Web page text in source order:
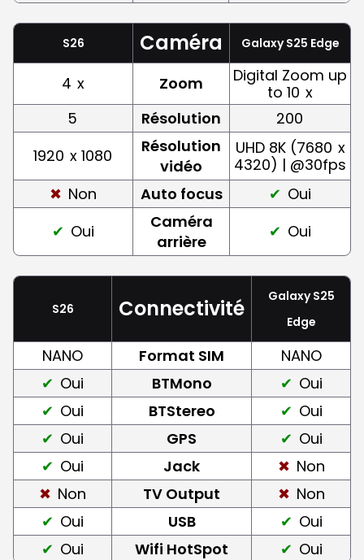
S26 Caméra Galaxy S25 Edge
4 x Zoom
Digital Zoom up
to 10 x
5
Résolution
200
1920 x 1080
Résolution
vidéo
UHD 8K (7680 x
4320) | @30fps
Non
Auto focus
Oui
Oui
Caméra
arrière
Oui
S26 Connectivité
Galaxy S25
Edge
NANO Format SIM
NANO
Oui
BTMono
Oui
Oui
BTStereo
Oui
Oui
GPS
Oui
Oui
Jack
Non
Non
TV Output
Non
Oui
USB
Oui
Oui
Wifi HotSpot Oui